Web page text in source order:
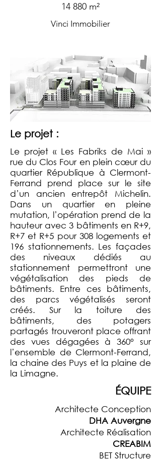
14 880 m²
Vinci Immobilier
Le projet :
Le projet « Les Fabriks de Mai »
rue du Clos Four en plein cœur du
quartier République à Clermont-
Ferrand prend place sur le site
d’un ancien entrepôt Michelin.
Dans un quartier en pleine
mutation, l’opération prend de la
hauteur avec 3 bâtiments en R+9,
R+7 et R+5 pour 308 logements et
196 stationnements. Les façades
des niveaux dédiés au
stationnement permettront une
végétalisation des pieds de
bâtiments. Entre ces bâtiments,
des parcs végétalisés seront
créés. Sur la toiture des
bâtiments, des potagers
partagés trouveront place offrant
des vues dégagées à 360° sur
l’ensemble de Clermont-Ferrand,
la chaine des Puys et la plaine de
la Limagne.
ÉQUIPE
Architecte Conception
DHA Auvergne
Architecte Réalisation
CREABIM
BET Structure